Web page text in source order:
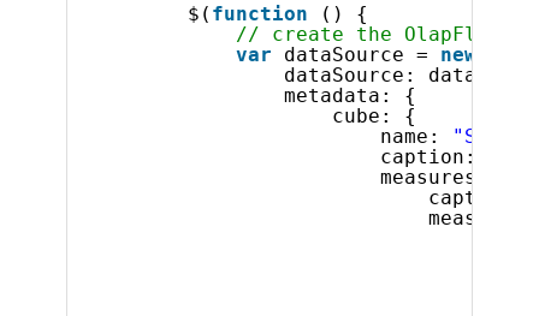
$( function
() {
// create the
var
dataSource = new
dataSource: data,
metadata: {
cube: {
name:
"Sales"
caption:
caption: